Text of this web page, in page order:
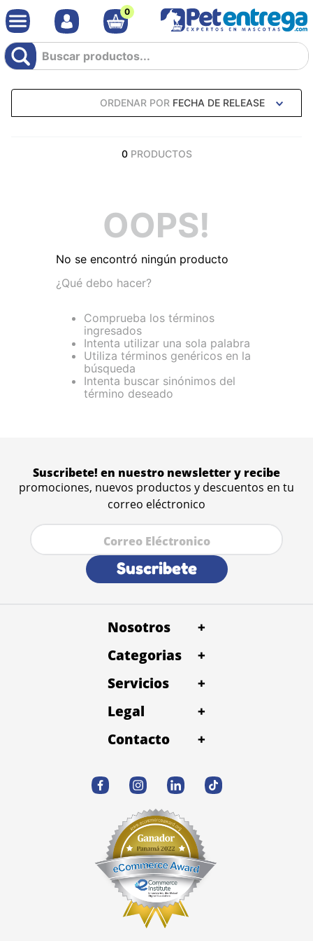
0
Buscar productos...
ORDENAR POR FECHA DE RELEASE
0 PRODUCTOS
OOPS!
No se encontró ningún producto
¿Qué debo hacer?
Comprueba los términos
ingresados
Intenta utilizar una sola palabra
Utiliza términos genéricos en la
búsqueda
Intenta buscar sinónimos del
término deseado
Suscribete! en nuestro newsletter y recibe
promociones, nuevos productos y descuentos en tu
correo eléctronico
Suscribete
Nosotros
+
Categorias
+
Servicios
+
Legal
+
Contacto
+